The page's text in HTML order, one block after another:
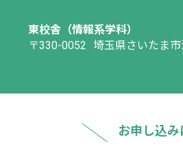
東校舎（情報系学科）
〒330-0052 埼玉県さいたま
お申し込